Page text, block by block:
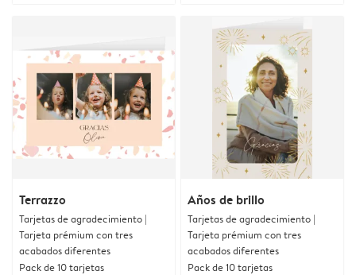
Terrazzo
Tarjetas de agradecimiento |
Tarjeta prémium con tres
acabados diferentes
Pack de 10 tarjetas
Años de brillo
Tarjetas de agradecimiento |
Tarjeta prémium con tres
acabados diferentes
Pack de 10 tarjetas